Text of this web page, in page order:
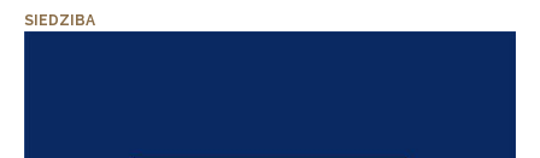
SIEDZIBA